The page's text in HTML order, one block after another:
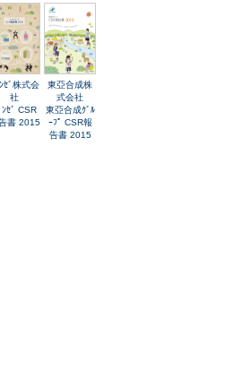
ｾﾞ株式会
社
ﾝｾﾞ CSR
書 2015
東亞合成株
式会社
東亞合成ｸﾞﾙ
ｰﾌﾟ CSR報
告書 2015